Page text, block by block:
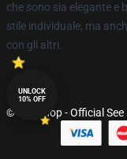
che sono sia elegante e
stile individuale, ma
con gli altri.
© See Shop - Official
UNLOCK
10% OFF